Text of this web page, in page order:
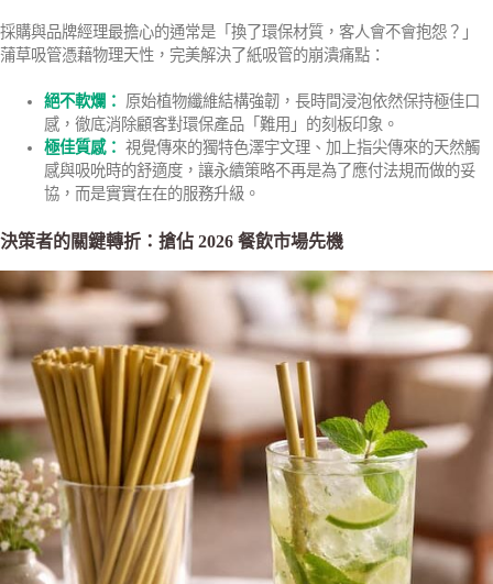
採購與品牌經理最擔心的通常是「換了環保材質，客人會不會抱怨？」
蒲草吸管憑藉物理天性，完美解決了紙吸管的崩潰痛點：
絕不軟爛：
原始植物纖維結構強韌，長時間浸泡依然保持極佳口
感，徹底消除顧客對環保產品「難用」的刻板印象。
極佳質感： 視覺傳來的獨特色澤宇文理、加上指尖傳來的天然觸
感與吸吮時的舒適度，讓永續策略不再是為了應付法規而做的妥
協，而是實實在在的服務升級。
決策者的關鍵轉折：搶佔 2026 餐飲市場先機